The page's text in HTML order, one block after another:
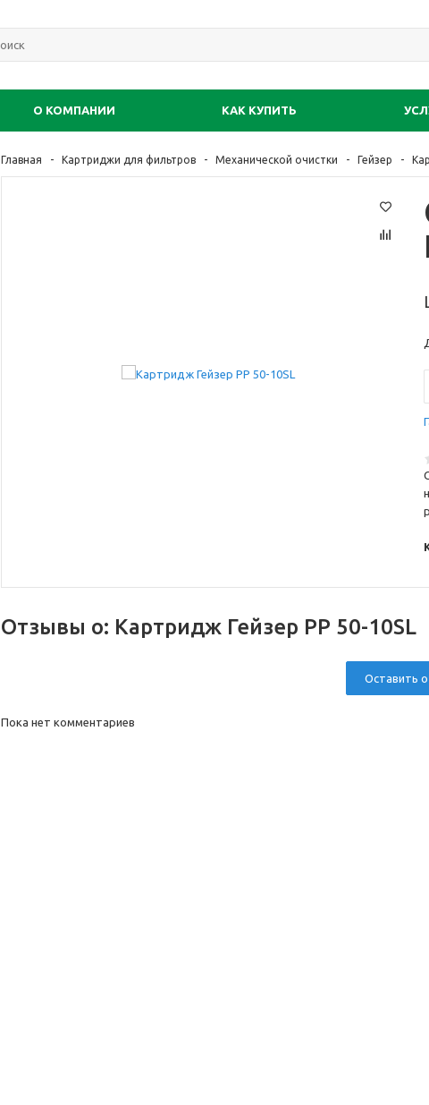
О КОМПАНИИ КАК КУПИТЬ
Главная Картриджи для фильтров Механической очистки Гейзер
Отзывы о: Картридж Гейзер PP 50-10SL
Оставить
Пока нет комментариев